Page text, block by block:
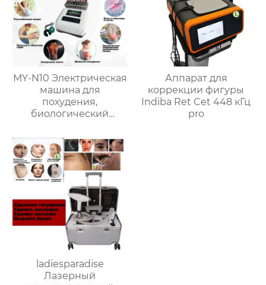
MY-N10 Электрическая
машина для
похудения,
биологический
красоты, мышечный
стимулятор, Массажер
EMS
Аппарат для
коррекции фигуры
Indiba Ret Cet 448 кГц
pro
ladiesparadise
Лазерный